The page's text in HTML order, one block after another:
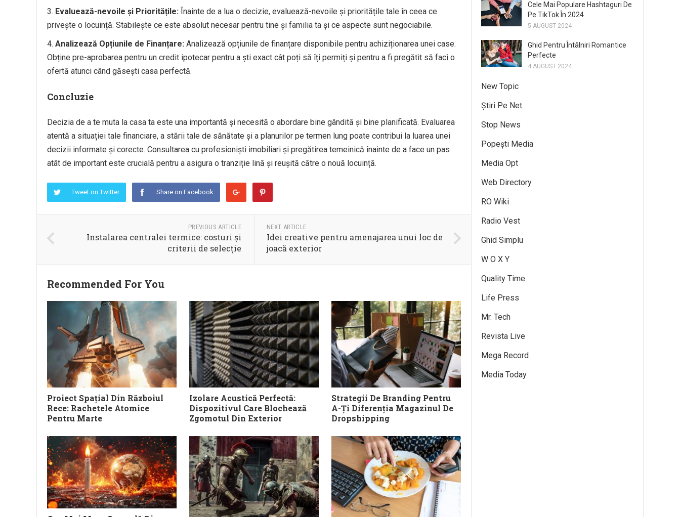
Evaluează-nevoile și Prioritățile: Înainte de a lua o decizie, evaluează-nevoile și prioritățile tale în ceea ce
privește o locuință. Stabilește ce este absolut necesar pentru tine și familia ta și ce aspecte sunt negociabile.
Analizează Opțiunile de Finanțare: Analizează opțiunile de finanțare disponibile pentru achiziționarea unei case.
Obține pre-aprobarea pentru un credit ipotecar pentru a ști exact cât poți să îți permiți și pentru a fi pregătit să faci o
ofertă atunci când găsești casa perfectă.
Concluzie
Decizia de a te muta la casa ta este una importantă și necesită o abordare bine gândită și bine planificată. Evaluarea
atentă a situației tale financiare, a stării tale de sănătate și a planurilor pe termen lung poate contribui la luarea unei
decizii informate și corecte. Consultarea cu profesioniști imobiliari și pregătirea temeinică înainte de a face un pas
atât de important este crucială pentru a asigura o tranziție lină și reușită către o nouă locuință.
Tweet on Twitter Share on Facebook
PREVIOUS ARTICLE
Instalarea centralei termice: costuri și
criterii de selecție
NEXT ARTICLE
Idei creative pentru amenajarea unui loc de
joacă exterior
Recommended For You
Proiect Spațial Din Războiul
Rece: Rachetele Atomice
Pentru Marte
Izolare Acustică Perfectă:
Dispozitivul Care Blochează
Zgomotul Din Exterior
Strategii De Branding Pentru
A-Ți Diferenția Magazinul De
Dropshipping
Cele Mai Populare Hashtaguri De
Pe TikTok În 2024
5 AUGUST 2024
Ghid Pentru Întâlniri Romantice
Perfecte
4 AUGUST 2024
New Topic
Știri Pe Net
Stop News
Popești Media
Media Opt
Web Directory
RO Wiki
Radio Vest
Ghid Simplu
W O X Y
Quality Time
Life Press
Mr. Tech
Revista Live
Mega Record
Media Today